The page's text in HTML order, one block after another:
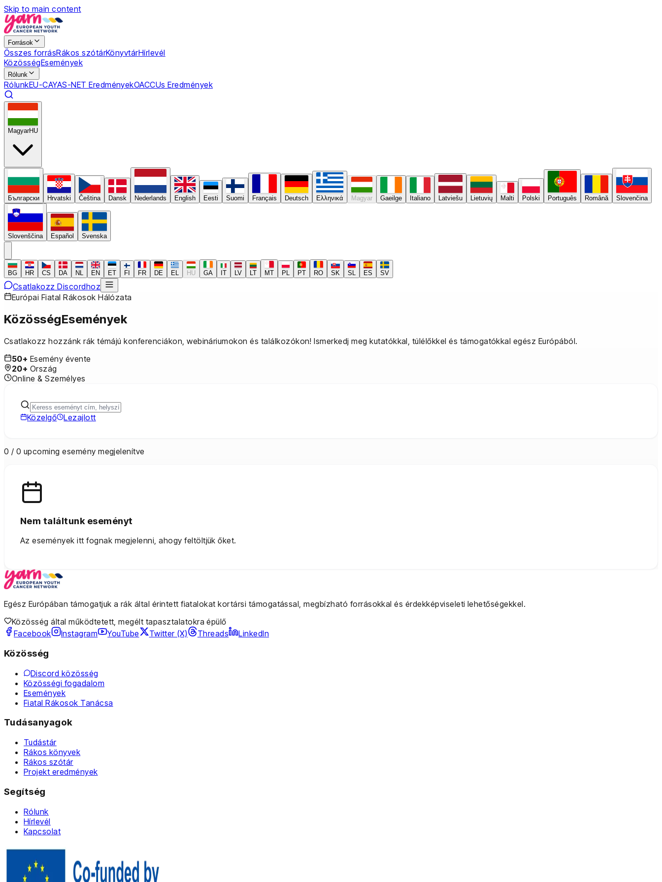
Skip to main content
Források
Összes forrásRákos szótárKönyvtárHírlevél
KözösségEsemények
Rólunk
RólunkEU-CAYAS-NET EredményekOACCUs Eredmények
MagyarHU
Български Hrvatski Čeština Dansk Nederlands English Eesti Suomi Français Deutsch Ελληνικά Magyar Gaeilge Italiano Latviešu Lietuvių Malti Polski Português Română Slovenčina
Slovenščina Español Svenska
BG HR CS DA NL EN ET FI FR DE EL HU GA IT LV LT MT PL PT RO SK SL ES SV
Csatlakozz Discordhoz
Európai Fiatal Rákosok Hálózata
KözösségEsemények
Csatlakozz hozzánk rák témájú konferenciákon, webináriumokon és találkozókon! Ismerkedj meg kutatókkal, túlélőkkel és támogatókkal egész Európából.
50+ Esemény évente
20+ Ország
Online & Személyes
Közelgő Lezajlott
0 / 0 upcoming esemény megjelenítve
Nem találtunk eseményt
Az események itt fognak megjelenni, ahogy feltöltjük őket.
Egész Európában támogatjuk a rák által érintett fiatalokat kortársi támogatással, megbízható forrásokkal és érdekképviseleti lehetőségekkel.
Közösség által működtetett, megélt tapasztalatokra épülő
Facebook
Instagram YouTube Twitter (X) Threads LinkedIn
Közösség
Discord közösség
Közösségi fogadalom
Események
Fiatal Rákosok Tanácsa
Tudásanyagok
Tudástár
Rákos könyvek
Rákos szótár
Projekt eredmények
Segítség
Rólunk
Hírlevél
Kapcsolat